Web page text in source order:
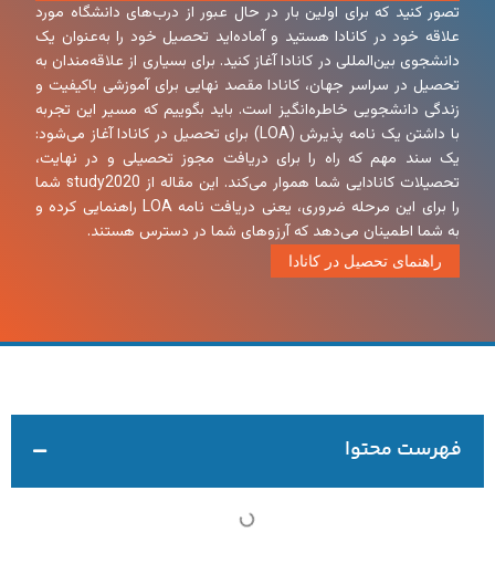
تصور کنید که برای اولین‌ بار در حال عبور از درب‌های دانشگاه مورد
علاقه خود در کانادا هستید و آماده‌اید تحصیل خود را به‌عنوان یک
دانشجوی بین‌المللی در کانادا آغاز کنید. برای بسیاری از علاقه‌مندان به
تحصیل در سراسر جهان، کانادا مقصد نهایی برای آموزشی باکیفیت و
زندگی دانشجویی خاطره‌انگیز است. باید بگوییم که مسیر این تجربه
با داشتن یک نامه پذیرش (LOA) برای تحصیل در کانادا آغاز می‌شود:
یک سند مهم که راه را برای دریافت مجوز تحصیلی و در نهایت،
تحصیلات کانادایی شما هموار می‌کند. این مقاله از study2020 شما
را برای این مرحله ضروری، یعنی دریافت نامه LOA راهنمایی کرده و
به شما اطمینان می‌دهد که آرزوهای شما در دسترس هستند.
راهنمای تحصیل در کانادا
فهرست محتوا